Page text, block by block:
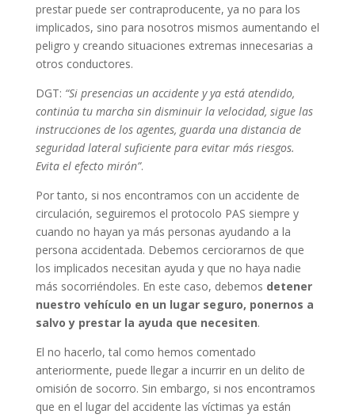
prestar puede ser contraproducente, ya no para los
implicados, sino para nosotros mismos aumentando el
peligro y creando situaciones extremas innecesarias a
otros conductores.
DGT: “Si presencias un accidente y ya está atendido,
continúa tu marcha sin disminuir la velocidad, sigue las
instrucciones de los agentes, guarda una distancia de
seguridad lateral suficiente para evitar más riesgos.
Evita el efecto mirón”.
Por tanto, si nos encontramos con un accidente de
circulación, seguiremos el protocolo PAS siempre y
cuando no hayan ya más personas ayudando a la
persona accidentada. Debemos cerciorarnos de que
los implicados necesitan ayuda y que no haya nadie
más socorriéndoles. En este caso, debemos detener
nuestro vehículo en un lugar seguro, ponernos a
salvo y prestar la ayuda que necesiten.
El no hacerlo, tal como hemos comentado
anteriormente, puede llegar a incurrir en un delito de
omisión de socorro. Sin embargo, si nos encontramos
que en el lugar del accidente las víctimas ya están